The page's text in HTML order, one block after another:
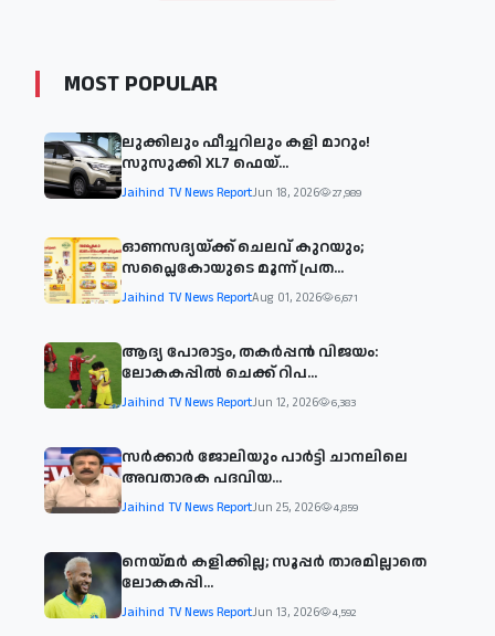
MOST POPULAR
ലുക്കിലും ഫീച്ചറിലും കളി മാറും!
സുസുക്കി XL7 ഫെയ്‌...
Jaihind TV News ReportJun 18, 2026 27,989
ഓണസദ്യയ്ക്ക് ചെലവ് കുറയും;
സപ്ലൈകോയുടെ മൂന്ന് പ്രത...
Jaihind TV News ReportAug 01, 2026 6,671
ആദ്യ പോരാട്ടം, തകർപ്പൻ വിജയം:
ലോകകപ്പിൽ ചെക്ക് റിപ...
Jaihind TV News ReportJun 12, 2026 6,383
സര്‍ക്കാര്‍ ജോലിയും പാര്‍ട്ടി ചാനലിലെ
അവതാരക പദവിയ...
Jaihind TV News ReportJun 25, 2026 4,859
നെയ്മര്‍ കളിക്കില്ല; സൂപ്പര്‍ താരമില്ലാതെ
ലോകകപ്പി...
Jaihind TV News ReportJun 13, 2026 4,592